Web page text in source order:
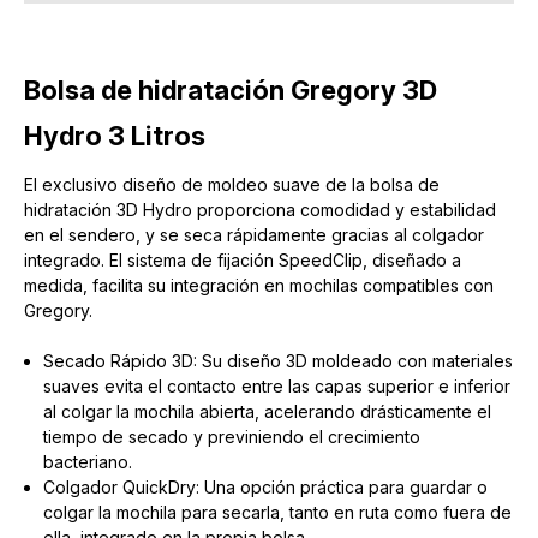
Bolsa de hidratación Gregory 3D
Hydro 3 Litros
El exclusivo diseño de moldeo suave de la bolsa de
hidratación 3D Hydro proporciona comodidad y estabilidad
en el sendero, y se seca rápidamente gracias al colgador
integrado. El sistema de fijación SpeedClip, diseñado a
medida, facilita su integración en mochilas compatibles con
Gregory.
Secado Rápido 3D: Su diseño 3D moldeado con materiales
suaves evita el contacto entre las capas superior e inferior
al colgar la mochila abierta, acelerando drásticamente el
tiempo de secado y previniendo el crecimiento
bacteriano.
Colgador QuickDry: Una opción práctica para guardar o
colgar la mochila para secarla, tanto en ruta como fuera de